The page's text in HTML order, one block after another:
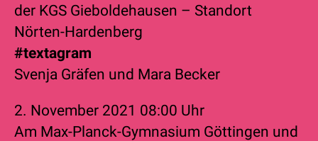
der KGS Gieboldehausen – Standort
Nörten-Hardenberg
#textagram
Svenja Gräfen und Mara Becker
2. November 2021 08:00 Uhr
Am Max-Planck-Gymnasium Göttingen und